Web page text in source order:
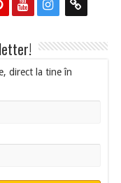
direct la tine în